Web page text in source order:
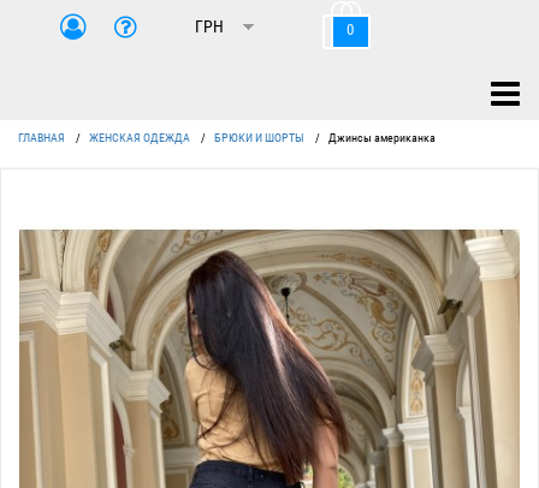
0
ГЛАВНАЯ / ЖЕНСКАЯ ОДЕЖДА / БРЮКИ И ШОРТЫ / Джинсы американка